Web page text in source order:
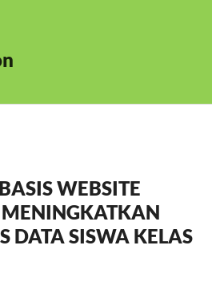
WEBSITE
DATA SISWA KELAS